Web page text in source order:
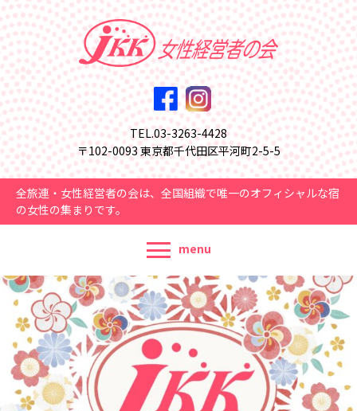
TEL.03-3263-4428
〒102-0093 東京都千代田区平河町2-5-5
全旅連・女性経営者の会は、全国組織で唯一のオフィシャルな宿
の女性の集まりです。
menu